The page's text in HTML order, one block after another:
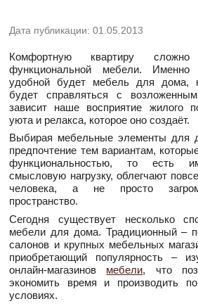
Дата публикации: 01.05.2013
Комфортную квартиру
функциональной мебели. Именно
удобной будет мебель для дома,
будет справляться с
зависит наше восприятие жилого
уюта и релакса, которое оно создаёт.
Выбирая мебельные элементы для
предпочтение тем вариантам,
функциональностью, то есть
смысловую нагрузку, облегчают
человека, а не просто
пространство.
Сегодня существует несколько
мебели для дома. Традиционный –
салонов и крупных мебельных
приобретающий популярность –
онлайн-магазинов мебели, что
экономить время и производить
условиях.